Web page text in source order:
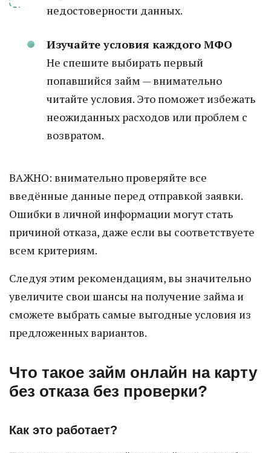
недостоверности данных.
Изучайте условия каждого МФО
Не спешите выбирать первый
попавшийся займ — внимательно
читайте условия. Это поможет избежать
неожиданных расходов или проблем с
возвратом.
ВАЖНО: внимательно проверяйте все
введённые данные перед отправкой заявки.
Ошибки в личной информации могут стать
причиной отказа, даже если вы соответствуете
всем критериям.
Следуя этим рекомендациям, вы значительно
увеличите свои шансы на получение займа и
сможете выбрать самые выгодные условия из
предложенных вариантов.
Что такое займ онлайн на карту
без отказа без проверки?
Как это работает?